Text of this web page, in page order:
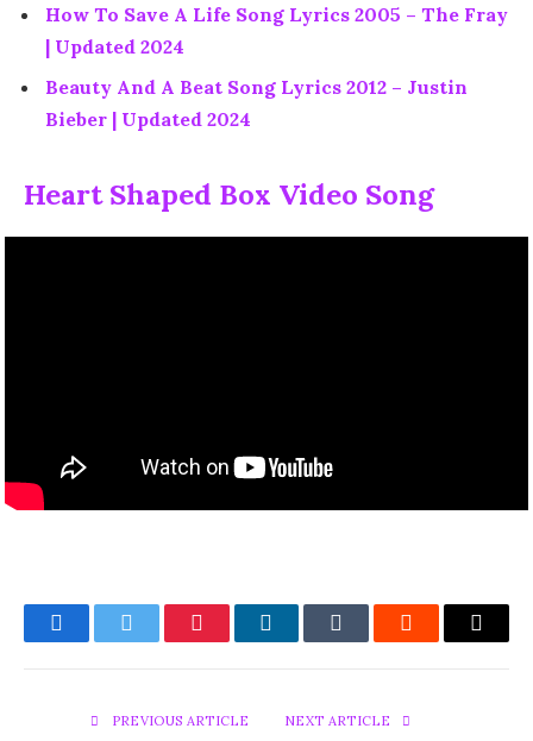
How To Save A Life Song Lyrics 2005 – The Fray
| Updated 2024
Beauty And A Beat Song Lyrics 2012 – Justin
Bieber | Updated 2024
Heart Shaped Box Video Song
FacebookTwitter PinterestLinkedInTumblr Reddit Email
PREVIOUS ARTICLE NEXT ARTICLE